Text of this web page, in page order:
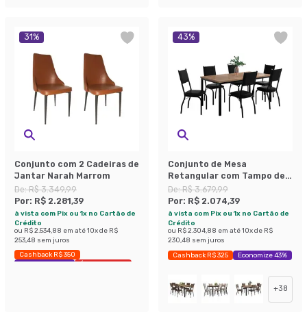
31%
Conjunto com 2 Cadeiras de
Jantar Narah Marrom
De:R$ 3.349,99
Por: R$ 2.281,39
à vista com Pix ou 1x no Cartão de
Crédito
ou R$ 2.534,88 em até10x de R$
253,48 sem juros
Cashback R$ 350
Exclusivo Mobly
Últimas peças
43%
Conjunto de Mesa
Retangular com Tampo de
MDP Amadeirado e 6
Cadeiras Adriana II
Revestimento Sintético
Preto
De:R$ 3.679,99
Por: R$ 2.074,39
à vista com Pix ou 1x no Cartão de
Crédito
ou R$ 2.304,88 em até10x de R$
230,48 sem juros
Cashback R$ 325 Economize 43%
+38